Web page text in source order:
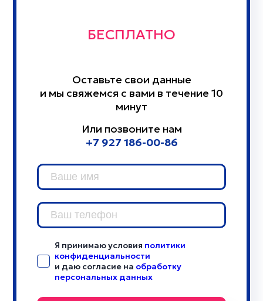
БЕСПЛАТНО
Оставьте свои данные
и мы свяжемся с вами в течение 10
минут
Или позвоните нам
+7 927 186-00-86
Я принимаю условия политики
конфиденциальности
и даю согласие на обработку
персональных данных